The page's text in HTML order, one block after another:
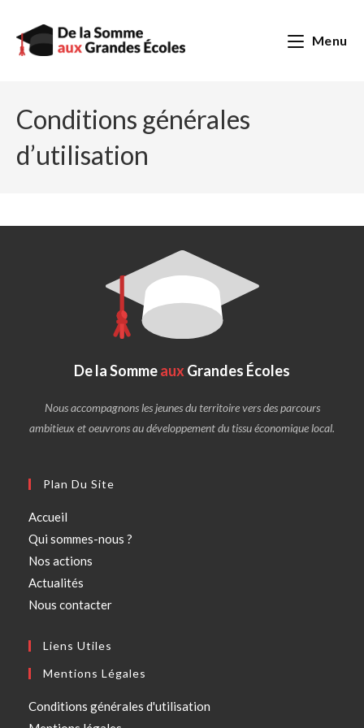
content
Menu
Conditions générales
d’utilisation
De la Sommeaux Grandes Écoles
Nous accompagnons les jeunes du territoire vers des parcours
ambitieux et oeuvrons au développement du tissu économique local.
Plan Du Site
Accueil
Qui sommes-nous ?
Nos actions
Actualités
Nous contacter
Liens Utiles
Mentions Légales
Conditions générales d'utilisation